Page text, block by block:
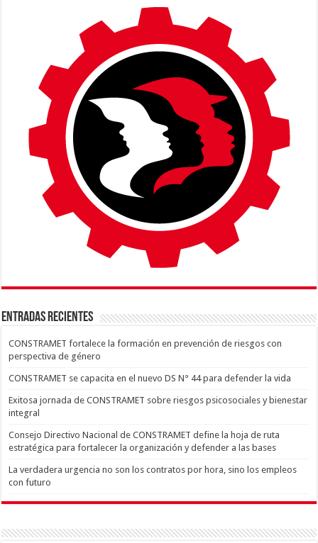
ENTRADAS RECIENTES
CONSTRAMET fortalece la formación en prevención de riesgos con
perspectiva de género
CONSTRAMET se capacita en el nuevo DS N° 44 para defender la vida
Exitosa jornada de CONSTRAMET sobre riesgos psicosociales y bienestar
integral
Consejo Directivo Nacional de CONSTRAMET define la hoja de ruta
estratégica para fortalecer la organización y defender a las bases
La verdadera urgencia no son los contratos por hora, sino los empleos
con futuro